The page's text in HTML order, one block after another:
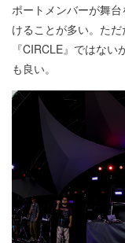
ポートメンバーが舞
けることが多い。た
『CIRCLE』ではな
も良い。